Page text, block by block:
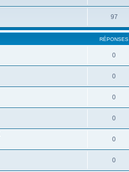
97
RÉPONSES
0
0
0
0
0
0